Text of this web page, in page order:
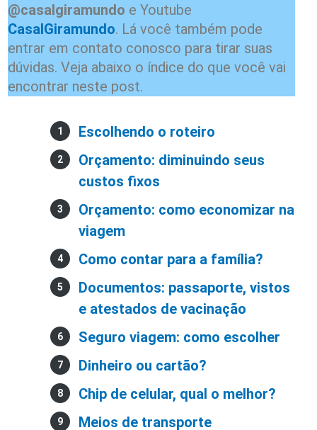
@casalgiramundo e Youtube
CasalGiramundo. Lá você também pode
entrar em contato conosco para tirar suas
dúvidas. Veja abaixo o índice do que você vai
encontrar neste post.
Escolhendo o roteiro
Orçamento: diminuindo seus
custos fixos
Orçamento: como economizar na
viagem
Como contar para a família?
Documentos: passaporte, vistos
e atestados de vacinação
Seguro viagem: como escolher
Dinheiro ou cartão?
Chip de celular, qual o melhor?
Meios de transporte